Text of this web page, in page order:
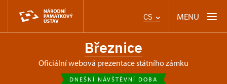
CS MENU
Březnice
oficiální webová prezentace státního zámku
DNEŠNÍ NÁVŠTĚVNÍ DOBA